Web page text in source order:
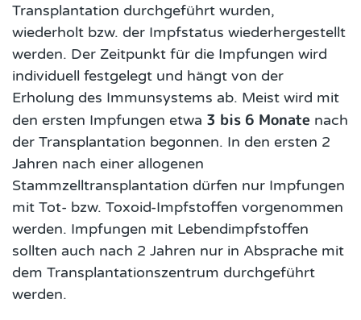
Transplantation durchgeführt wurden,
wiederholt bzw. der Impfstatus wiederhergestellt
werden. Der Zeitpunkt für die Impfungen wird
individuell festgelegt und hängt von der
Erholung des Immunsystems ab. Meist wird mit
den ersten Impfungen etwa 3 bis 6 Monate nach
der Transplantation begonnen. In den ersten 2
Jahren nach einer allogenen
Stammzelltransplantation dürfen nur Impfungen
mit Tot- bzw. Toxoid-Impfstoffen vorgenommen
werden. Impfungen mit Lebendimpfstoffen
sollten auch nach 2 Jahren nur in Absprache mit
dem Transplantationszentrum durchgeführt
werden.